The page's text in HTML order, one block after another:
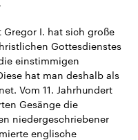
Gregor I. hat sich große
Gottesdienstes
einstimmigen
hat man deshalb als
Vom 11. Jahrhundert
Gesänge die
niedergeschriebener
englische